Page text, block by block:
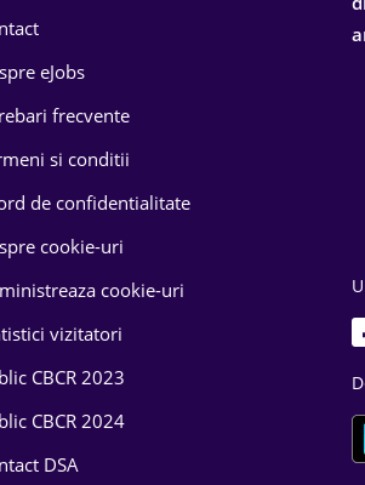
eJobs
frecvente
si conditii
de confidentialitate
cookie-uri
cookie-uri
vizitatori
CBCR 2023
CBCR 2024
DSA